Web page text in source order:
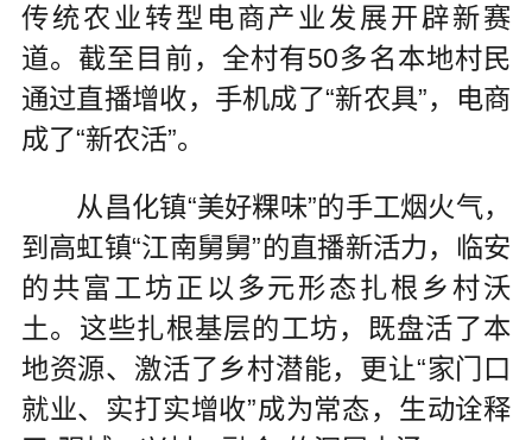
传统农业转型电商产业发展开辟新赛
道。截至目前，全村有50多名本地村民
通过直播增收，手机成了“新农具”，电商
成了“新农活”。
从昌化镇“美好粿味”的手工烟火气，
到高虹镇“江南舅舅”的直播新活力，临安
的共富工坊正以多元形态扎根乡村沃
土。这些扎根基层的工坊，既盘活了本
地资源、激活了乡村潜能，更让“家门口
就业、实打实增收”成为常态，生动诠释